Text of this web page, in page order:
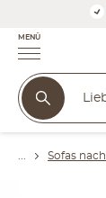
MENÜ
Sofas